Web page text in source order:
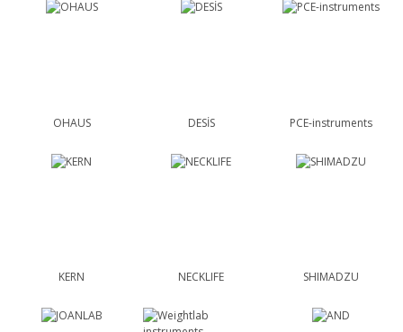
OHAUS DESİS PCE-instruments
KERN NECKLIFE SHIMADZU